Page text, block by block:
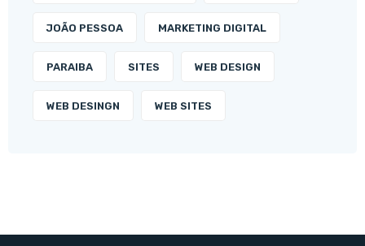
JOÃO PESSOA MARKETING DIGITAL
PARAIBA SITES WEB DESIGN
WEB DESINGN WEB SITES